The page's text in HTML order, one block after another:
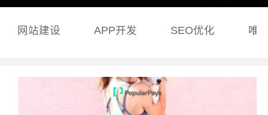
网站建设 APP开发 SEO优化 唯